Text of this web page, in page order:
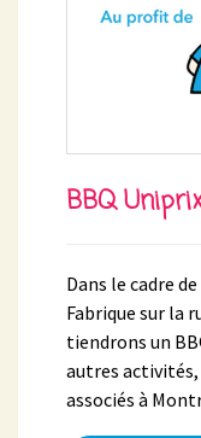
BBQ
Dans le cadre
Fabrique sur la
tiendrons un
autres activités,
associés à